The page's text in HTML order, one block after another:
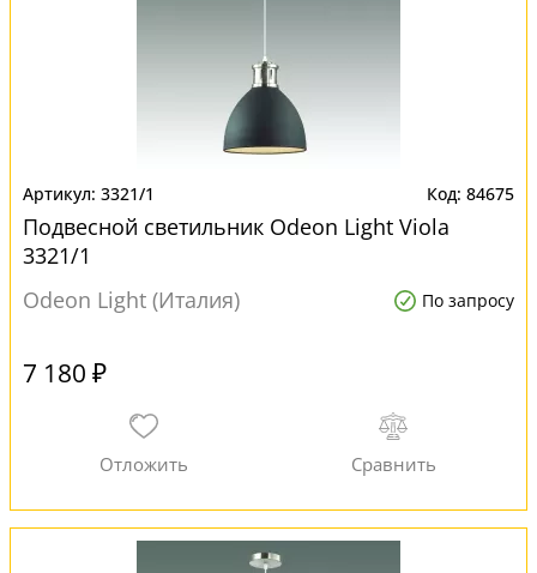
3321/1 84675
Подвесной светильник Odeon Light Viola
3321/1
Odeon Light (Италия)
По запросу
7 180 ₽